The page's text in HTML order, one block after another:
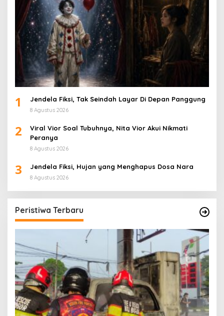
1 Jendela Fiksi, Tak Seindah Layar Di Depan Panggung
8 Agustus 2026
2
Viral Vior Soal Tubuhnya, Nita Vior Akui Nikmati
Peranya
8 Agustus 2026
3 Jendela Fiksi, Hujan yang Menghapus Dosa Nara
8 Agustus 2026
Peristiwa Terbaru